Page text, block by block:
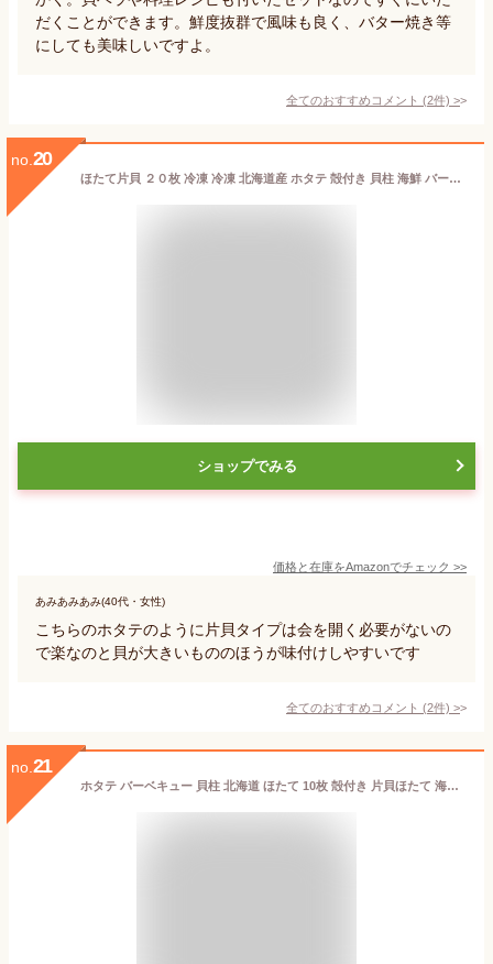
だくことができます。鮮度抜群で風味も良く、バター焼き等
にしても美味しいですよ。
全てのおすすめコメント (2件) >
no. 20
ほたて片貝 ２０枚 冷凍 冷凍 北海道産 ホタテ 殻付き 貝柱 海鮮 バーベキュー BBQ
ショップでみる
価格と在庫をAmazonでチェック >>
あみあみあみ(40代・女性)
こちらのホタテのように片貝タイプは会を開く必要がないの
で楽なのと貝が大きいもののほうが味付けしやすいです
全てのおすすめコメント (2件) >
no. 21
ホタテ バーベキュー 貝柱 北海道 ほたて 10枚 殻付き 片貝ほたて 海鮮 冷凍